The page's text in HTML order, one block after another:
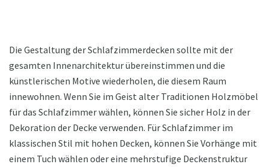
Die Gestaltung der Schlafzimmerdecken sollte mit der
gesamten Innenarchitektur übereinstimmen und die
künstlerischen Motive wiederholen, die diesem Raum
innewohnen. Wenn Sie im Geist alter Traditionen Holzmöbel
für das Schlafzimmer wählen, können Sie sicher Holz in der
Dekoration der Decke verwenden. Für Schlafzimmer im
klassischen Stil mit hohen Decken, können Sie Vorhänge mit
einem Tuch wählen oder eine mehrstufige Deckenstruktur